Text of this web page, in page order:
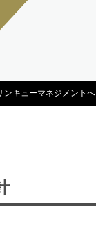
ンキューマネジメントへ